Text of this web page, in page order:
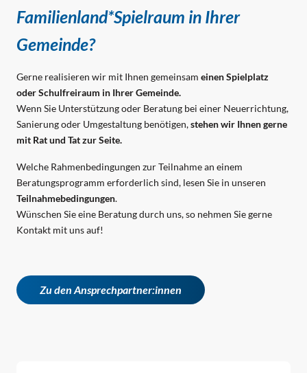
Familienland*Spielraum in Ihrer
Gemeinde?
Gerne realisieren wir mit Ihnen gemeinsam einen Spielplatz
oder Schulfreiraum in Ihrer Gemeinde.
Wenn Sie Unterstützung oder Beratung bei einer Neuerrichtung,
Sanierung oder Umgestaltung benötigen,stehen wir Ihnen gerne
mit Rat und Tat zur Seite.
Welche Rahmenbedingungen zur Teilnahme an einem
Beratungsprogramm erforderlich sind, lesen Sie in unseren
Teilnahmebedingungen.
Wünschen Sie eine Beratung durch uns, so nehmen Sie gerne
Kontakt mit uns auf!
Zu den Ansprechpartner:innen